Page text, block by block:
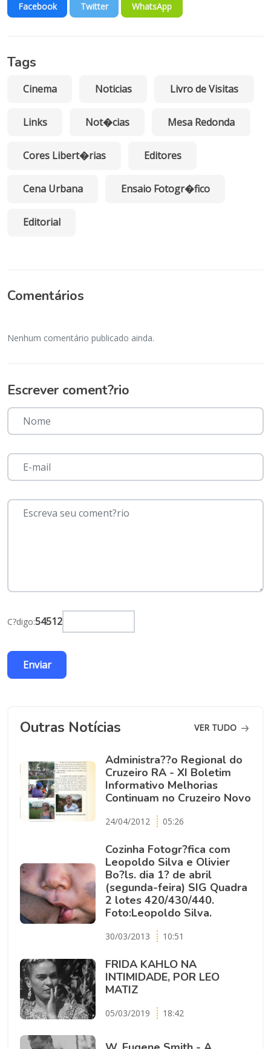
Facebook Twitter WhatsApp
Tags
Cinema Noticias Livro de Visitas
Links Not�cias Mesa Redonda
Cores Libert�rias Editores
Cena Urbana Ensaio Fotogr�fico
Editorial
Comentários
Nenhum comentário publicado ainda.
Escrever coment?rio
C?digo:54512
Outras Notícias VER TUDO
Administra​??o Regional do
Cruzeiro RA - XI Boletim
Informativ​o Melhorias
Continuam no Cruzeiro Novo
24/04/2012 05:26
Cozinha Fotogr?fica com
Leopoldo Silva e Olivier
Bo?ls. dia 1? de abril
(segunda-feira) SIG Quadra
2 lotes 420/430/440.
Foto:Leopoldo Silva.
30/03/2013 10:51
FRIDA KAHLO NA
INTIMIDADE, POR LEO
MATIZ
05/03/2019 18:42